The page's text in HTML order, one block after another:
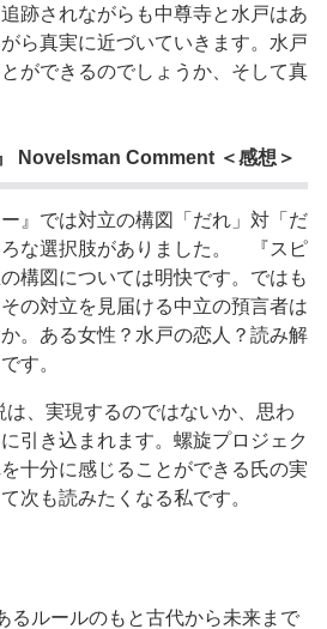
跡されながらも中尊寺と水戸はあ
ら真実に近づいていきます。水戸
ができるのでしょうか、そして真
Novelsman Comment ＜感想＞
』では対立の構図「だれ」対「だ
な選択肢がありました。 『スピ
構図については明快です。ではも
の対立を見届ける中立の預言者は
。ある女性？水戸の恋人？読み解
す。
、実現するのではないか、思わ
引き込まれます。螺旋プロジェク
十分に感じることができる氏の実
次も読みたくなる私です。
るルールのもと古代から未来まで